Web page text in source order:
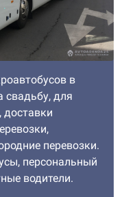
в
для
доставки
перевозки.
персональный
водители.